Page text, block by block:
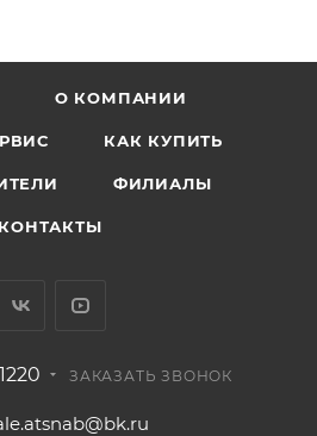
О КОМПАНИИ
КАК КУПИТЬ
ФИЛИАЛЫ
КОНТАКТЫ
ЗАКАЗАТЬ ЗВОНОК